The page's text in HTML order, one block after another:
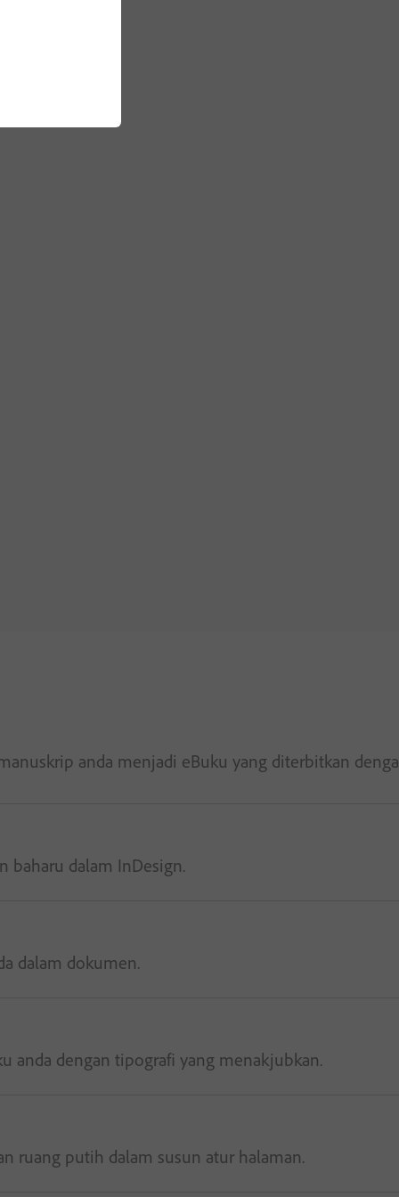
anda menjadi eBuku yang diterbitkan
baharu dalam InDesign.
dalam dokumen.
anda dengan tipografi yang menakjubkan.
ruang putih dalam susun atur halaman.